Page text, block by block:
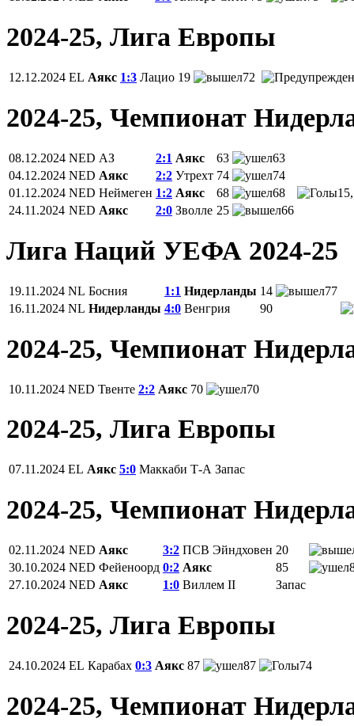
2024-25, Лига Европы
12.12.2024 EL Аякс 1:3 Лацио 19 72
2024-25, Чемпионат
08.12.2024 NED АЗ 2:1 Аякс 63
63
04.12.2024 NED Аякс 2:2 Утрехт 74
74
01.12.2024 NED Неймеген 1:2 Аякс 68 68
24.11.2024 NED Аякс 2:0 Зволле 25 66
Лига Наций УЕФА 2024-25
19.11.2024 NL Босния 1:1 Нидерланды 14
77
16.11.2024 NL Нидерланды 4:0 Венгрия 90
2024-25, Чемпионат
10.11.2024 NED Твенте 2:2 Аякс 70 70
2024-25, Лига Европы
07.11.2024 EL Аякс 5:0 Маккаби Т-А Запас
2024-25, Чемпионат
02.11.2024 NED Аякс 3:2 ПСВ Эйндховен 20
30.10.2024 NED Фейеноорд 0:2 Аякс 85
27.10.2024 NED Аякс 1:0 Виллем II Запас
2024-25, Лига Европы
24.10.2024 EL Карабах 0:3 Аякс 87 87 74
2024-25, Чемпионат